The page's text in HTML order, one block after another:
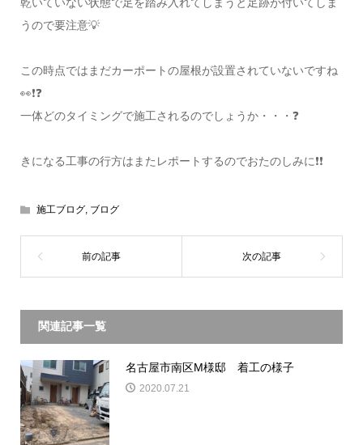
うので要注意💡
この時点ではまだカーポートの屋根が設置されていないですね
👀❗❓
一体どのタイミングで施工されるのでしょうか・・・❓
きになる工事の行方はまたレポートするのでおたのしみに❗❗
施工ブログ, ブログ
関連記事一覧
名古屋市南区M様邸 着工の様子
2020.07.21